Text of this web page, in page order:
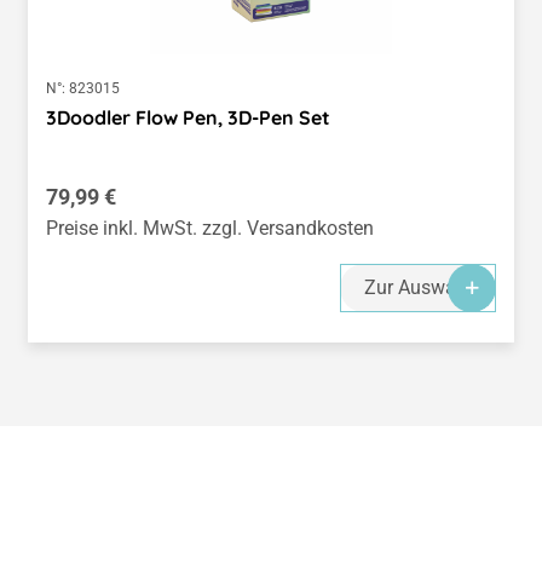
N°: 823015
3Doodler Flow Pen, 3D-Pen Set
Regulärer Preis:
79,99 €
Preise inkl. MwSt. zzgl. Versandkosten
Zur Auswahl